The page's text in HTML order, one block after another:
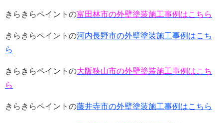
きらきらペイントの富田林市の外壁塗装施工事例はこちら
きらきらペイントの河内長野市の外壁塗装施工事例はこち
ら
きらきらペイントの大阪狭山市の外壁塗装施工事例はこち
ら
きらきらペイントの藤井寺市の外壁塗装施工事例はこちら